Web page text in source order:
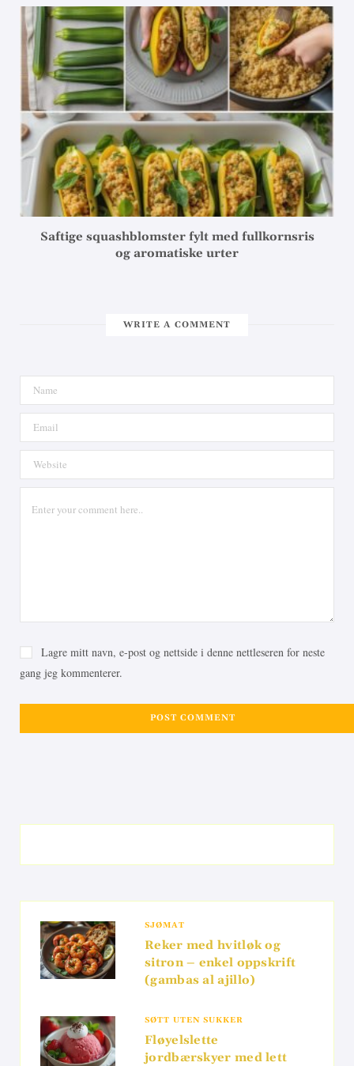
Saftige squashblomster fylt med fullkornsris
og aromatiske urter
WRITE A COMMENT
Lagre mitt navn, e-post og nettside i denne nettleseren for neste
gang jeg kommenterer.
SJØMAT
Reker med hvitløk og
sitron – enkel oppskrift
(gambas al ajillo)
SØTT UTEN SUKKER
Fløyelslette
jordbærskyer med lett